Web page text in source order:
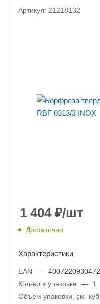
Артикул: 21218132
1 404₽/шт
Достаточно
Характеристики
EAN — 4007220930472
Кол-во в упаковке
—
1
Объем упаковки, см. куб